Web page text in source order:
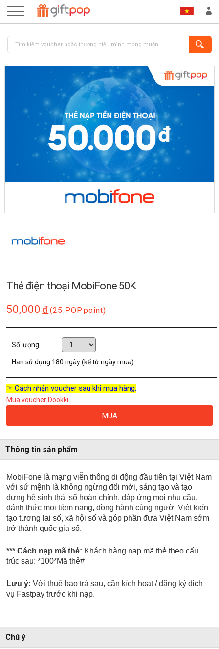
ĐĂNG NHẬP ĐĂNG KÝ
Thẻ điện thoại MobiFone 50K
50,000 đ (25 POP point)
Số lượng
Hạn sử dụng 180 ngày (kể từ ngày mua)
☞ Cách nhận voucher sau khi mua hàng.
Mua voucher Dookki
MUA
Thông tin sản phẩm
MobiFone là mạng viễn thông di động đầu tiên tại Việt Nam
với sứ mệnh là không ngừng đổi mới, sáng tạo và tạo
dựng hệ sinh thái số hoàn chỉnh, đáp ứng mọi nhu cầu,
đánh thức mọi tiềm năng, đồng hành cùng người Việt kiến
tạo tương lai số, xã hội số và góp phần đưa Việt Nam sớm
trở thành quốc gia số.
*** Cách nạp mã thẻ: Khách hàng nạp mã thẻ theo cấu
trúc sau: *100*Mã thẻ#
Lưu ý: Với thuê bao trả sau, cần kích hoạt / đăng ký dịch
vụ Fastpay trước khi nạp.
Chú ý